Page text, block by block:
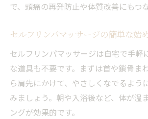
で、頭痛の再発防止や体質改善にもつ
セルフリンパマッサージの簡単な始
セルフリンパマッサージは自宅で手軽
な道具も不要です。まずは首や鎖骨ま
ら肩先にかけて、やさしくなでるよう
みましょう。朝や入浴後など、体が温
ングが効果的です。